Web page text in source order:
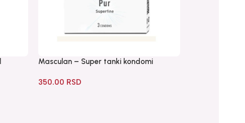
Masculan – Super tanki kondomi
350.00 RSD